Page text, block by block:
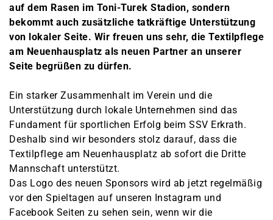
auf dem Rasen im Toni-Turek Stadion, sondern
bekommt auch zusätzliche tatkräftige Unterstützung
von lokaler Seite. Wir freuen uns sehr, die Textilpflege
am Neuenhausplatz als neuen Partner an unserer
Seite begrüßen zu dürfen.
Ein starker Zusammenhalt im Verein und die
Unterstützung durch lokale Unternehmen sind das
Fundament für sportlichen Erfolg beim SSV Erkrath.
Deshalb sind wir besonders stolz darauf, dass die
Textilpflege am Neuenhausplatz ab sofort die Dritte
Mannschaft unterstützt.
Das Logo des neuen Sponsors wird ab jetzt regelmäßig
vor den Spieltagen auf unseren Instagram und
Facebook Seiten zu sehen sein, wenn wir die